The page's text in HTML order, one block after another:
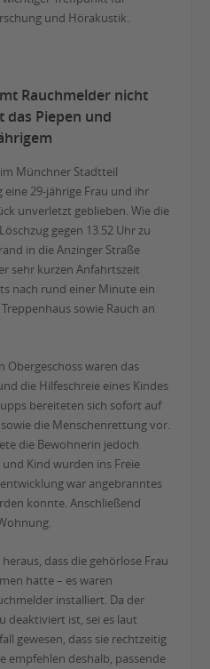
und Hörakustik.
Rauchmelder nicht
das Piepen und
Münchner Stadtteil
29-jährige Frau und ihr
unverletzt geblieben. Wie die
gegen 13.52 Uhr zu
in die Anzinger Straße
sehr kurzen Anfahrtszeit
nach rund einer Minute ein
sowie Rauch an
Obergeschoss waren das
die Hilfeschreie eines Kindes
bereiteten sich sofort auf
die Menschenrettung vor.
die Bewohnerin jedoch
Kind wurden ins Freie
war angebranntes
konnte. Anschließend
dass die gehörlose Frau
hatte – es waren
installiert. Da der
deaktiviert ist, sei es laut
gewesen, dass sie rechtzeitig
empfehlen deshalb, passende